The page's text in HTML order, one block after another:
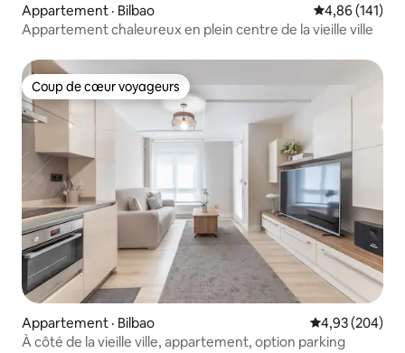
Appartement · Bilbao Note
4,86 (141)
Appartement chaleureux en plein centre de la vieille ville
Coup de cœur voyageurs
Coup de cœur voyageurs
Appartement · Bilbao Note
4,93 (204)
À côté de la vieille ville, appartement, option parking